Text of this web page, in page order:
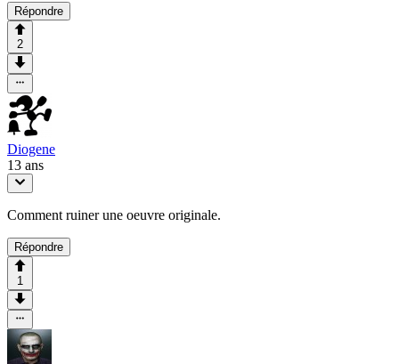
Répondre
2
Diogene
13 ans
Comment ruiner une oeuvre originale.
Répondre
1